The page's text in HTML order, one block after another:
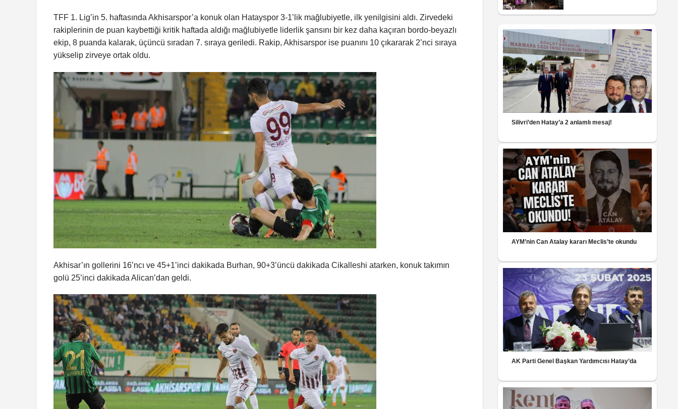
TFF 1. Lig’in 5. haftasında Akhisarspor’a konuk olan Hatayspor 3-1’lik mağlubiyetle, ilk yenilgisini aldı. Zirvedeki
rakiplerinin de puan kaybettiği kritik haftada aldığı mağlubiyetle liderlik şansını bir kez daha kaçıran bordo-beyazlı
ekip, 8 puanda kalarak, üçüncü sıradan 7. sıraya geriledi. Rakip, Akhisarspor ise puanını 10 çıkararak 2’nci sıraya
yükselip zirveye ortak oldu.
Akhisar’ın gollerini 16’ncı ve 45+1’inci dakikada Burhan, 90+3’üncü dakikada Cikalleshi atarken, konuk takımın
golü 25’inci dakikada Alican’dan geldi.
Silivri’den Hatay’a 2 anlamlı mesaj!
AYM’nin Can Atalay kararı Meclis’te okundu
AK Parti Genel Başkan Yardımcısı Hatay’da